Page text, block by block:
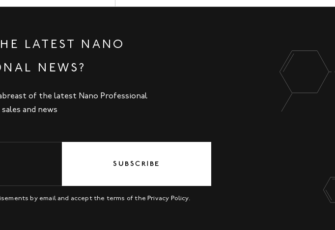
LATEST NANO
NEWS?
of the latest Nano Professional
and news
SUBSCRIBE
by email and accept the terms of thePrivacy Policy.